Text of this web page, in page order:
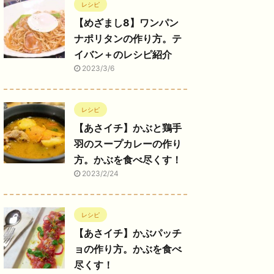
レシピ
【めざまし8】ワンパン
ナポリタンの作り方。テ
イバン＋のレシピ紹介
2023/3/6
レシピ
【あさイチ】かぶと鶏手
羽のスープカレーの作り
方。かぶを食べ尽くす！
2023/2/24
レシピ
【あさイチ】かぶパッチ
ョの作り方。かぶを食べ
尽くす！